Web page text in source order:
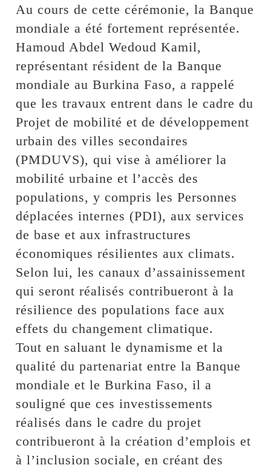
Au cours de cette cérémonie, la Banque
mondiale a été fortement représentée.
Hamoud Abdel Wedoud Kamil,
représentant résident de la Banque
mondiale au Burkina Faso, a rappelé
que les travaux entrent dans le cadre du
Projet de mobilité et de développement
urbain des villes secondaires
(PMDUVS), qui vise à améliorer la
mobilité urbaine et l’accès des
populations, y compris les Personnes
déplacées internes (PDI), aux services
de base et aux infrastructures
économiques résilientes aux climats.
Selon lui, les canaux d’assainissement
qui seront réalisés contribueront à la
résilience des populations face aux
effets du changement climatique.
Tout en saluant le dynamisme et la
qualité du partenariat entre la Banque
mondiale et le Burkina Faso, il a
souligné que ces investissements
réalisés dans le cadre du projet
contribueront à la création d’emplois et
à l’inclusion sociale, en créant des